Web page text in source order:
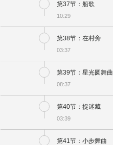
第37节：船歌
10:29
第38节：在村旁
03:37
第39节：星光圆舞曲
08:37
第40节：捉迷藏
03:39
第41节：小步舞曲